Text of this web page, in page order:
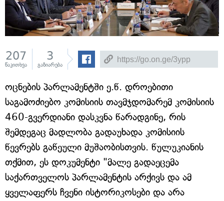
207
წაკითხვა
3
გაზიარება
ოცნების პარლამენტში ე.წ. დროებითი
საგამოძიებო კომისიის თავმჯდომარემ კომისიის
460-გვერდიანი დასკვნა წარადგინე, რის
შემდეგაც მადლობა გადაუხადა კომისიის
წევრებს გაწეული მუშაობისთვის. წულუკიანის
თქმით, ეს დოკუმენტი "მალე გადაეცემა
საქართველოს პარლამენტის არქივს და ამ
ყველაფერს ჩვენი ისტორიკოსები და არა